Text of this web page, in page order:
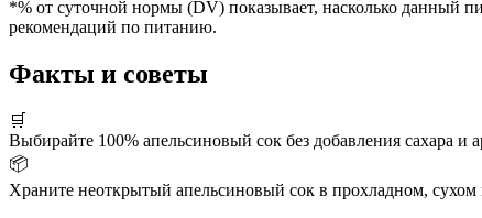
*% от суточной нормы (DV) показывает, насколько данный
рекомендаций по питанию.
Факты и советы
🛒
Выбирайте 100% апельсиновый сок без добавления сахара
📦
Храните неоткрытый апельсиновый сок в прохладном, сухом